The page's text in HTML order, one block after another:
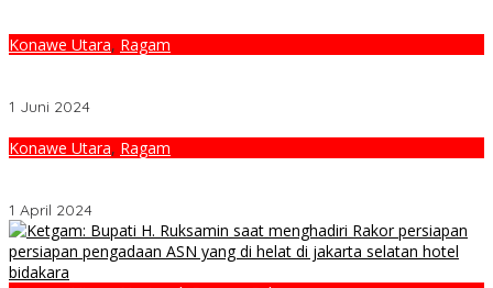
Konawe Utara, Ragam
1 Juni 2024
Konawe Utara, Ragam
1 April 2024